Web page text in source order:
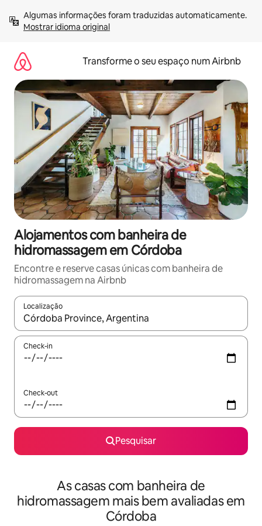
para
Mostrar idioma original
Transforme o seu espaço num Airbnb
Alojamentos com banheira de
hidromassagem em Córdoba
Encontre e reserve casas únicas com banheira de
hidromassagem na Airbnb
Localização
Quando os resultados estiverem disponíveis, navegue com
Check-in
Check-out
Pesquisar
As casas com banheira de
hidromassagem mais bem avaliadas em
Córdoba